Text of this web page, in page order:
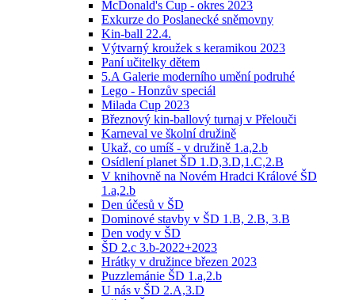
McDonald's Cup - okres 2023
Exkurze do Poslanecké sněmovny
Kin-ball 22.4.
Výtvarný kroužek s keramikou 2023
Paní učitelky dětem
5.A Galerie moderního umění podruhé
Lego - Honzův speciál
Milada Cup 2023
Březnový kin-ballový turnaj v Přelouči
Karneval ve školní družině
Ukaž, co umíš - v družině 1.a,2.b
Osídlení planet ŠD 1.D,3.D,1.C,2.B
V knihovně na Novém Hradci Králové ŠD
1.a,2.b
Den účesů v ŠD
Dominové stavby v ŠD 1.B, 2.B, 3.B
Den vody v ŠD
ŠD 2.c 3.b-2022+2023
Hrátky v družince březen 2023
Puzzlemánie ŠD 1.a,2.b
U nás v ŠD 2.A,3.D